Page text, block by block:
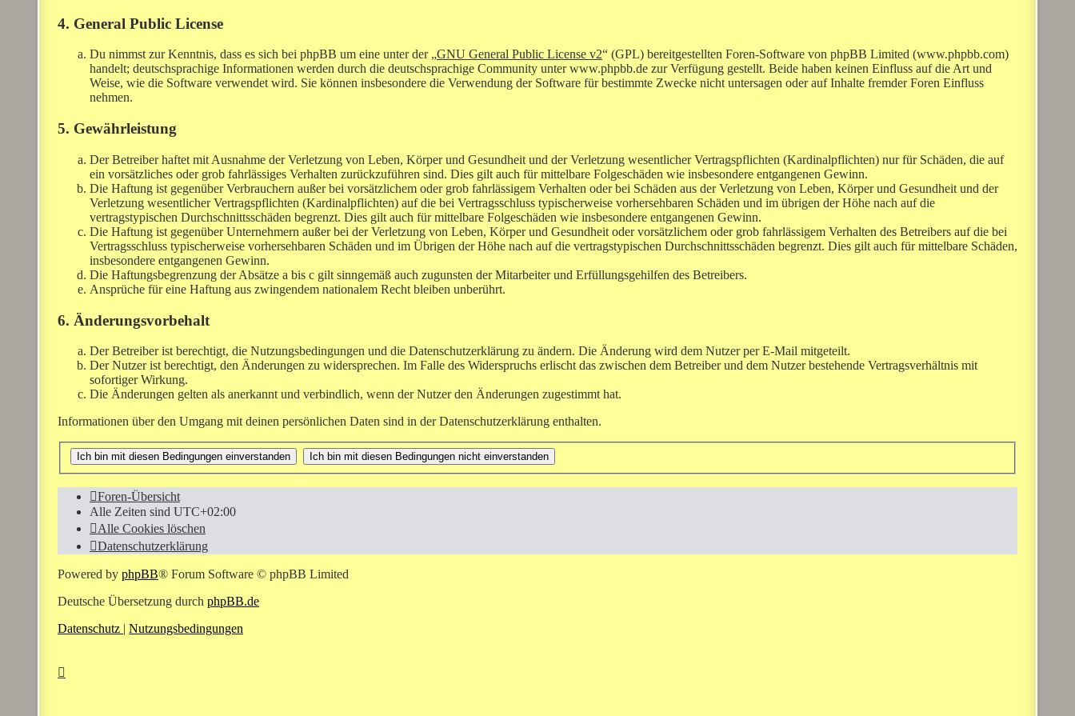
4. General Public License
Du nimmst zur Kenntnis, dass es sich bei phpBB um eine unter der „GNU General Public License v2“ (GPL) bereitgestellten Foren-Software von phpBB Limited (www.phpbb.com)
handelt; deutschsprachige Informationen werden durch die deutschsprachige Community unter www.phpbb.de zur Verfügung gestellt. Beide haben keinen Einfluss auf die Art und
Weise, wie die Software verwendet wird. Sie können insbesondere die Verwendung der Software für bestimmte Zwecke nicht untersagen oder auf Inhalte fremder Foren Einfluss
nehmen.
5. Gewährleistung
Der Betreiber haftet mit Ausnahme der Verletzung von Leben, Körper und Gesundheit und der Verletzung wesentlicher Vertragspflichten (Kardinalpflichten) nur für Schäden, die auf
ein vorsätzliches oder grob fahrlässiges Verhalten zurückzuführen sind. Dies gilt auch für mittelbare Folgeschäden wie insbesondere entgangenen Gewinn.
Die Haftung ist gegenüber Verbrauchern außer bei vorsätzlichem oder grob fahrlässigem Verhalten oder bei Schäden aus der Verletzung von Leben, Körper und Gesundheit und der
Verletzung wesentlicher Vertragspflichten (Kardinalpflichten) auf die bei Vertragsschluss typischerweise vorhersehbaren Schäden und im übrigen der Höhe nach auf die
vertragstypischen Durchschnittsschäden begrenzt. Dies gilt auch für mittelbare Folgeschäden wie insbesondere entgangenen Gewinn.
Die Haftung ist gegenüber Unternehmern außer bei der Verletzung von Leben, Körper und Gesundheit oder vorsätzlichem oder grob fahrlässigem Verhalten des Betreibers auf die bei
Vertragsschluss typischerweise vorhersehbaren Schäden und im Übrigen der Höhe nach auf die vertragstypischen Durchschnittsschäden begrenzt. Dies gilt auch für mittelbare Schäden,
insbesondere entgangenen Gewinn.
Die Haftungsbegrenzung der Absätze a bis c gilt sinngemäß auch zugunsten der Mitarbeiter und Erfüllungsgehilfen des Betreibers.
Ansprüche für eine Haftung aus zwingendem nationalem Recht bleiben unberührt.
6. Änderungsvorbehalt
Der Betreiber ist berechtigt, die Nutzungsbedingungen und die Datenschutzerklärung zu ändern. Die Änderung wird dem Nutzer per E-Mail mitgeteilt.
Der Nutzer ist berechtigt, den Änderungen zu widersprechen. Im Falle des Widerspruchs erlischt das zwischen dem Betreiber und dem Nutzer bestehende Vertragsverhältnis mit
sofortiger Wirkung.
Die Änderungen gelten als anerkannt und verbindlich, wenn der Nutzer den Änderungen zugestimmt hat.
Informationen über den Umgang mit deinen persönlichen Daten sind in der Datenschutzerklärung enthalten.
Foren-Übersicht
Alle Zeiten sind UTC+02:00
Alle Cookies löschen
Datenschutzerklärung
Powered by phpBB® Forum Software © phpBB Limited
Deutsche Übersetzung durch phpBB.de
Datenschutz | Nutzungsbedingungen